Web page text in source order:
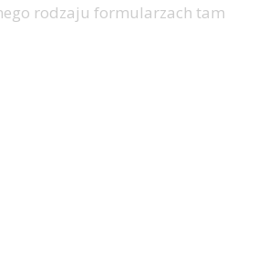
rodzaju formularzach tam